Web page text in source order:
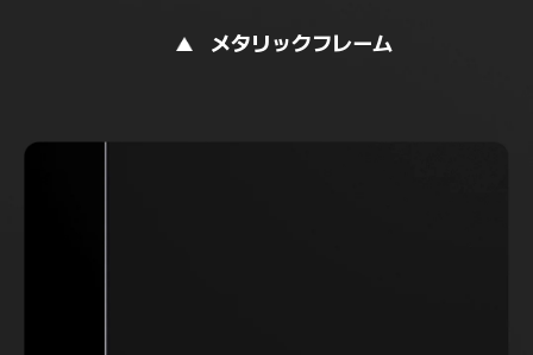
メタリックフレーム